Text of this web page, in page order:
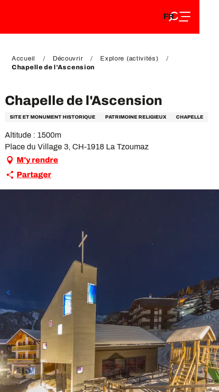
DE
FR
EN
Accueil Découvrir
Explore (activités)
Chapelle de l'Ascension
Chapelle de l'Ascension
SITE ET MONUMENT HISTORIQUE PATRIMOINE RELIGIEUX CHAPELLE
Altitude : 1500m
Place du Village 3, CH-1918 La Tzoumaz
M'y rendre
Partager